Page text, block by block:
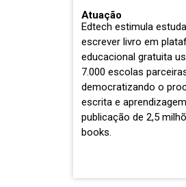
Atuação
Edtech estimula
escrever livro em
educacional gratuita
7.000 escolas
democratizando o
escrita e
publicação de 2,5
books.